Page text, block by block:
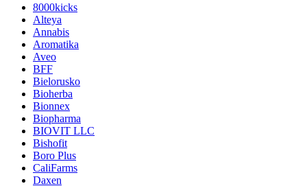
8000kicks
Alteya
Annabis
Aromatika
Aveo
BFF
Bielorusko
Bioherba
Bionnex
Biopharma
BIOVIT LLC
Bishofit
Boro Plus
CaliFarms
Daxen